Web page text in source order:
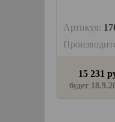
Артикул:
15 231
будет